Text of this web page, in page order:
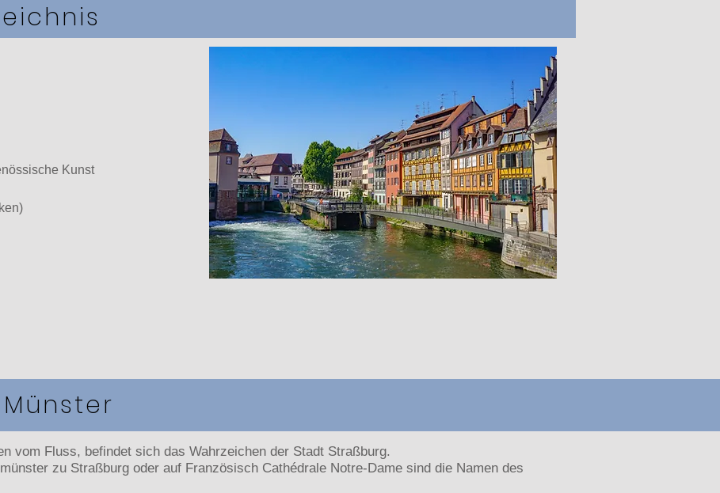
Kunst
vom Fluss, befindet sich das Wahrzeichen der Stadt Straßburg.
zu Straßburg oder auf Französisch Cathédrale Notre-Dame sind die Namen des